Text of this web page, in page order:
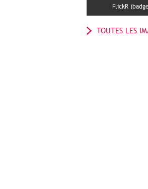
FlickR
TOUTES LES